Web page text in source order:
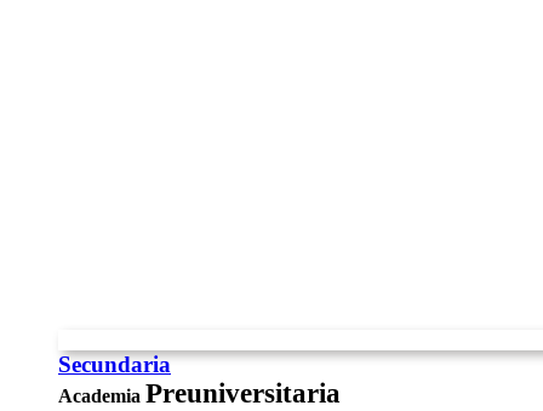
Secundaria
Academia Preuniversitaria